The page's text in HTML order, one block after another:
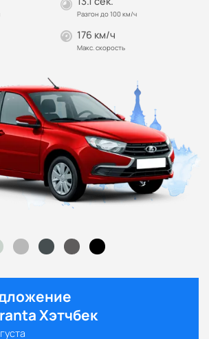
Разгон до 100 км/ч
176 км/ч
Макс. скорость
Хэтчбек